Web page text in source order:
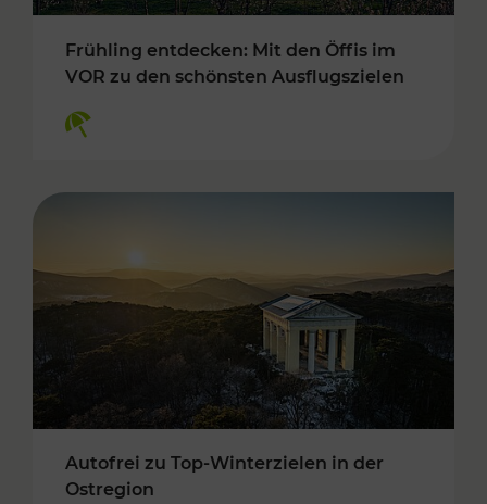
Frühling entdecken: Mit den Öffis im
VOR zu den schönsten Ausflugszielen
Autofrei zu Top-Winterzielen in der
Ostregion